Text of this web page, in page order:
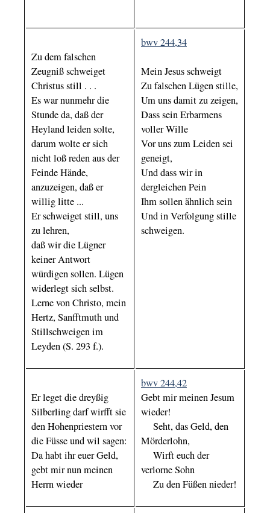
Zu dem falschen
Zeugniß schweiget
Christus still . . .
Es war nunmehr die
Stunde da, daß der
Heyland leiden solte,
darum wolte er sich
nicht loß reden aus der
Feinde Hände,
anzuzeigen, daß er
willig litte ...
Er schweiget still, uns
zu lehren,
daß wir die Lügner
keiner Antwort
würdigen sollen. Lügen
widerlegt sich selbst.
Lerne von Christo, mein
Hertz, Sanfftmuth und
Stillschweigen im
Leyden (S. 293 f.).
bwv 244,34
Mein Jesus schweigt
Zu falschen Lügen stille,
Um uns damit zu zeigen,
Dass sein Erbarmens
voller Wille
Vor uns zum Leiden sei
geneigt,
Und dass wir in
dergleichen Pein
Ihm sollen ähnlich sein
Und in Verfolgung stille
schweigen.
Er leget die dreyßig
Silberling darf wirfft sie
den Hohenpriestern vor
die Füsse und wil sagen:
Da habt ihr euer Geld,
gebt mir nun meinen
Herrn wieder
bwv 244,42
Gebt mir meinen Jesum
wieder!
Seht, das Geld, den
Mörderlohn,
Wirft euch der
verlorne Sohn
Zu den Füßen nieder!